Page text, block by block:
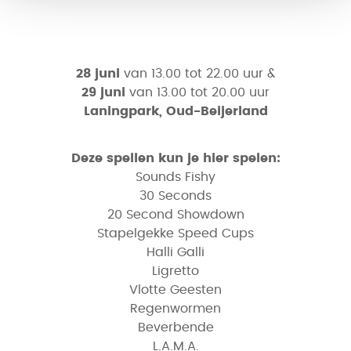
28 juni van 13.00 tot 22.00 uur &
29 juni van 13.00 tot 20.00 uur
Laningpark, Oud-Beijerland
Deze spellen kun je hier spelen:
Sounds Fishy
30 Seconds
20 Second Showdown
Stapelgekke Speed Cups
Halli Galli
Ligretto
Vlotte Geesten
Regenwormen
Beverbende
L.A.M.A.